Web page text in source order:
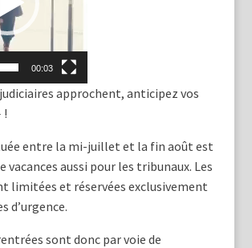
00:03
judiciaires approchent, anticipez vos
!
entre la mi-juillet et la fin août est
vacances aussi pour les tribunaux. Les
limitées et réservées exclusivement
d’urgence.
sont donc par voie de